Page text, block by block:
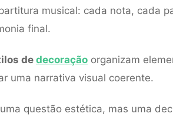
musical: cada nota, cada
final.
de decoração organizam
uma narrativa visual coerente.
questão estética, mas uma